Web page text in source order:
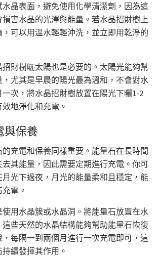
晶表面，避免使用化學清潔劑，因為這
害水晶的光澤與能量。若水晶招財樹上
可以用溫水輕輕沖洗，並立即用乾淨的
招財樹曬太陽也是必要的。太陽光能夠幫
尤其是早晨的陽光最為溫和，不會對水
次，將水晶招財樹放置在陽光下曬1-2
地淨化和充電。
與保養
充電和保養同樣重要。能量石在長時間
其能量，因此需要定期進行充電。你可
光下過夜，月光的能量柔和且穩定，能
電。
用水晶簇或水晶洞。將能量石放置在水
些天然的水晶結構能夠幫助能量石恢復
每隔一到兩個月進行一次充電即可，這
續發揮其作用。